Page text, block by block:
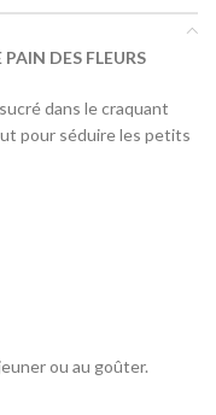
DES FLEURS
dans le craquant
pour séduire les petits
ou au goûter.